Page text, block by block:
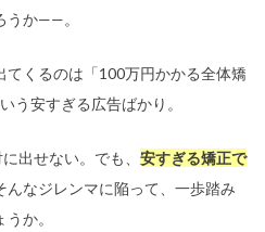
うか——。
てくるのは「100万円かかる全体矯
う安すぎる広告ばかり。
出せない。でも、 安すぎる矯正で
んなジレンマに陥って、一歩踏み
か。